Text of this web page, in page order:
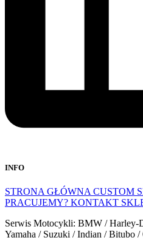
INFO
STRONA GŁÓWNA CUSTOM
PRACUJEMY? KONTAKT
Serwis Motocykli: BMW / Harley-
Yamaha / Suzuki / Indian / Bitubo